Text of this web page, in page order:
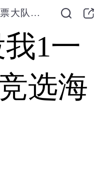
粉色请投我1一票大队委竞选海报